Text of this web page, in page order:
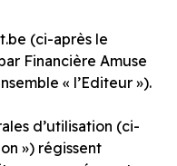
(ci-après le
Financière Amuse
« l’Editeur »).
d’utilisation (ci-
») régissent